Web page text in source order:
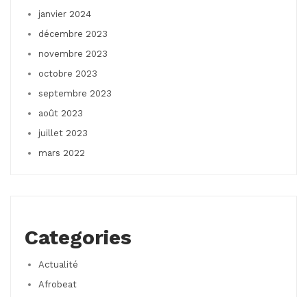
janvier 2024
décembre 2023
novembre 2023
octobre 2023
septembre 2023
août 2023
juillet 2023
mars 2022
Categories
Actualité
Afrobeat